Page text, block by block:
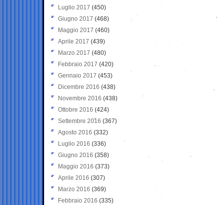
Luglio 2017 (450)
Giugno 2017 (468)
Maggio 2017 (460)
Aprile 2017 (439)
Marzo 2017 (480)
Febbraio 2017 (420)
Gennaio 2017 (453)
Dicembre 2016 (438)
Novembre 2016 (438)
Ottobre 2016 (424)
Settembre 2016 (367)
Agosto 2016 (332)
Luglio 2016 (336)
Giugno 2016 (358)
Maggio 2016 (373)
Aprile 2016 (307)
Marzo 2016 (369)
Febbraio 2016 (335)